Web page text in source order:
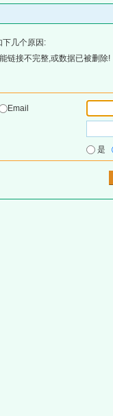
下几个原因:
链接不完整,或数据已被删除!
Email
是